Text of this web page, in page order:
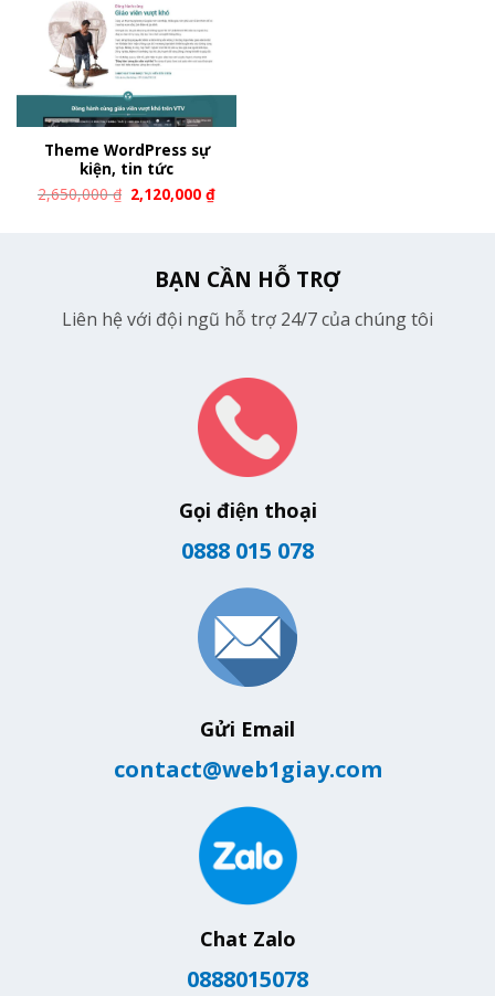
Theme WordPress sự
kiện, tin tức
2,650,000₫ 2,120,000₫
BẠN CẦN HỖ TRỢ
Liên hệ với đội ngũ hỗ trợ 24/7 của chúng tôi
Gọi điện thoại
0888 015 078
Gửi Email
contact@web1giay.com
Chat Zalo
0888015078